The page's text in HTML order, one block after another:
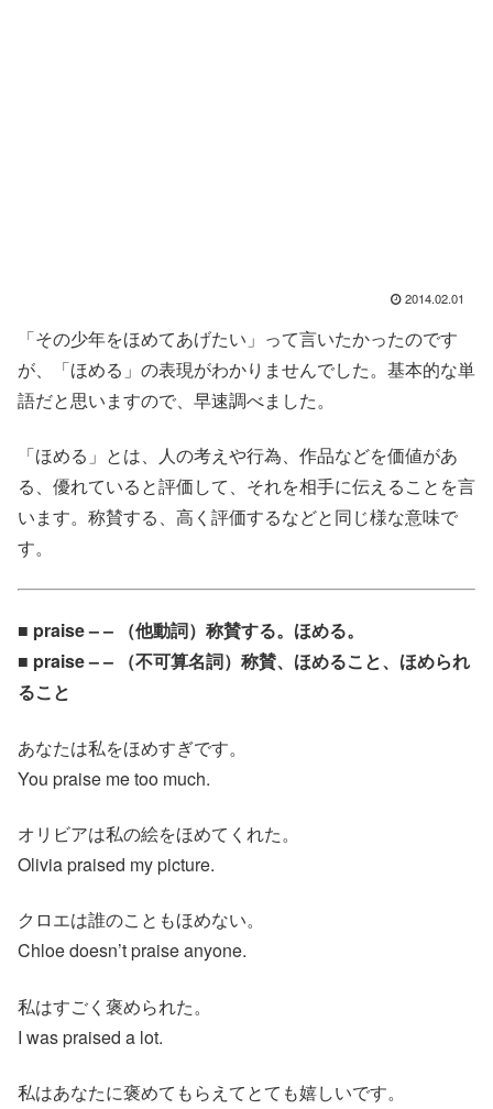
2014.02.01
「その少年をほめてあげたい」って言いたかったのです
が、「ほめる」の表現がわかりませんでした。基本的な単
語だと思いますので、早速調べました。
「ほめる」とは、人の考えや行為、作品などを価値があ
る、優れていると評価して、それを相手に伝えることを言
います。称賛する、高く評価するなどと同じ様な意味で
す。
■ praise – – （他動詞）称賛する。ほめる。
■ praise – – （不可算名詞）称賛、ほめること、ほめられ
ること
あなたは私をほめすぎです。
You praise me too much.
オリビアは私の絵をほめてくれた。
Olivia praised my picture.
クロエは誰のこともほめない。
Chloe doesn’t praise anyone.
私はすごく褒められた。
I was praised a lot.
私はあなたに褒めてもらえてとても嬉しいです。